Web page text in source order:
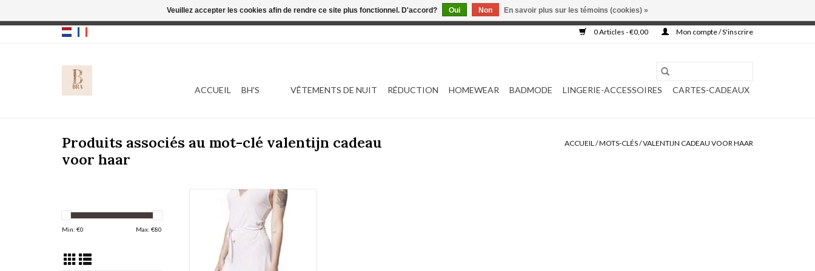
0 Articles - €0,00 Mon compte / S'inscrire
ACCUEIL BH'S VÊTEMENTS DE NUIT RÉDUCTION HOMEWEAR BADMODE LINGERIE-ACCESSOIRES CARTES-CADEAUX
Produits associés au mot-clé valentijn cadeau
voor haar
ACCUEIL/MOTS-CLÉS/VALENTIJN CADEAU VOOR HAAR
Min: €0 Max: €80
Pepita Nachtsetje 8443
AJOUTER AU PANIER
Veuillez accepter les cookies afin de rendre ce site plus fonctionnel. D'accord? Oui Non En savoir plus sur les témoins (cookies) »
Cette boutique est en construction. Toute commande passée ne sera ni traitée, ni complétée.